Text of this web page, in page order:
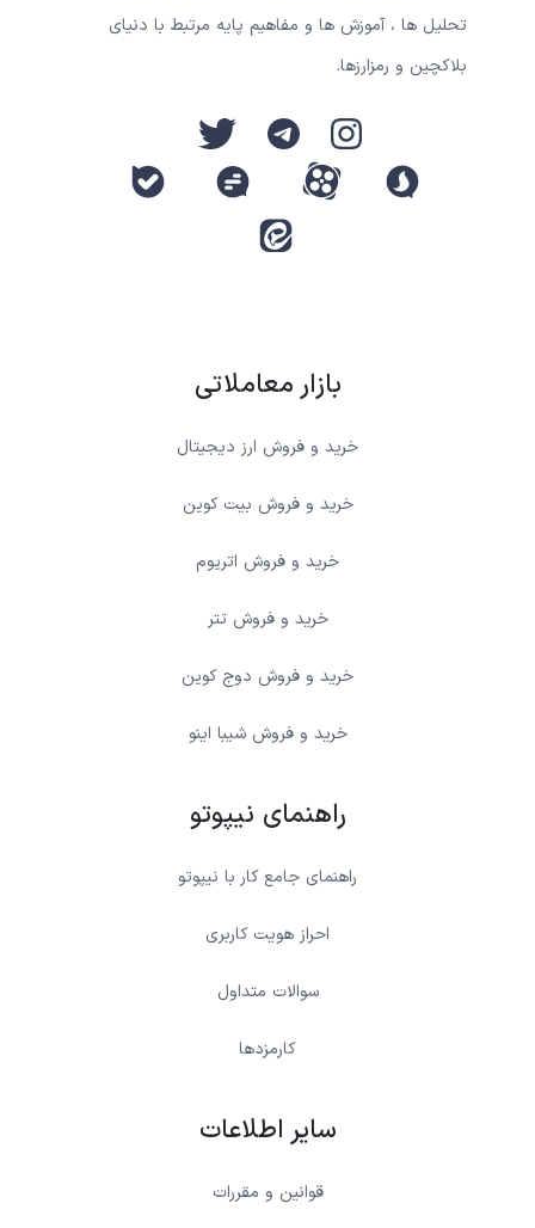
تحلیل ها ، آموزش ها و مفاهیم پایه مرتبط با دنیای
بلاکچین و رمزارزها.
بازار معاملاتی
خرید و فروش ارز دیجیتال
خرید و فروش بیت کوین
خرید و فروش اتریوم
خرید و فروش تتر
خرید و فروش دوج کوین
خرید و فروش شیبا اینو
راهنمای نیپوتو
راهنمای جامع کار با نیپوتو
احراز هویت کاربری
سوالات متداول
کارمزدها
سایر اطلاعات
قوانین و مقررات